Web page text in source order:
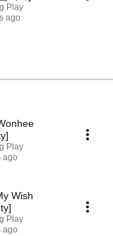
Play
ago
Play
ago
Wish
Play
ago